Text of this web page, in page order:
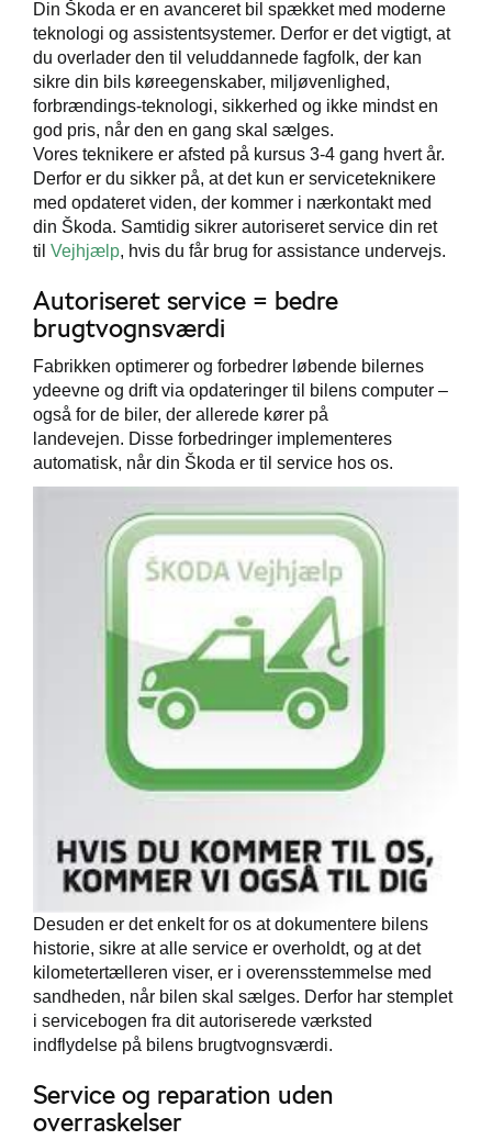
Din Škoda er en avanceret bil spækket med moderne
teknologi og assistentsystemer. Derfor er det vigtigt, at
du overlader den til veluddannede fagfolk, der kan
sikre din bils køreegenskaber, miljøvenlighed,
forbrændings-teknologi, sikkerhed og ikke mindst en
god pris, når den en gang skal sælges.
Vores teknikere er afsted på kursus 3-4 gang hvert år.
Derfor er du sikker på, at det kun er serviceteknikere
med opdateret viden, der kommer i nærkontakt med
din Škoda. Samtidig sikrer autoriseret service din ret
til Vejhjælp, hvis du får brug for assistance undervejs.
Autoriseret service = bedre
brugtvognsværdi
Fabrikken optimerer og forbedrer løbende bilernes
ydeevne og drift via opdateringer til bilens computer –
også for de biler, der allerede kører på
landevejen. Disse forbedringer implementeres
automatisk, når din Škoda er til service hos os.
Desuden er det enkelt for os at dokumentere bilens
historie, sikre at alle service er overholdt, og at det
kilometertælleren viser, er i overensstemmelse med
sandheden, når bilen skal sælges. Derfor har stemplet
i servicebogen fra dit autoriserede værksted
indflydelse på bilens brugtvognsværdi.
Service og reparation uden
overraskelser